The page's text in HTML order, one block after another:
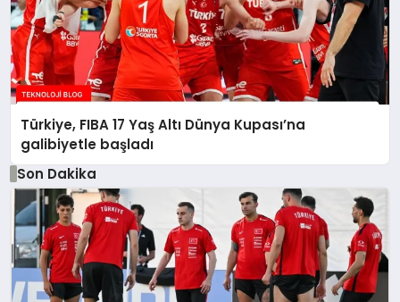
Türkiye, FIBA 17 Yaş Altı Dünya Kupası’na
galibiyetle başladı
Son Dakika